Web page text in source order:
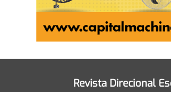
Revista Direcional